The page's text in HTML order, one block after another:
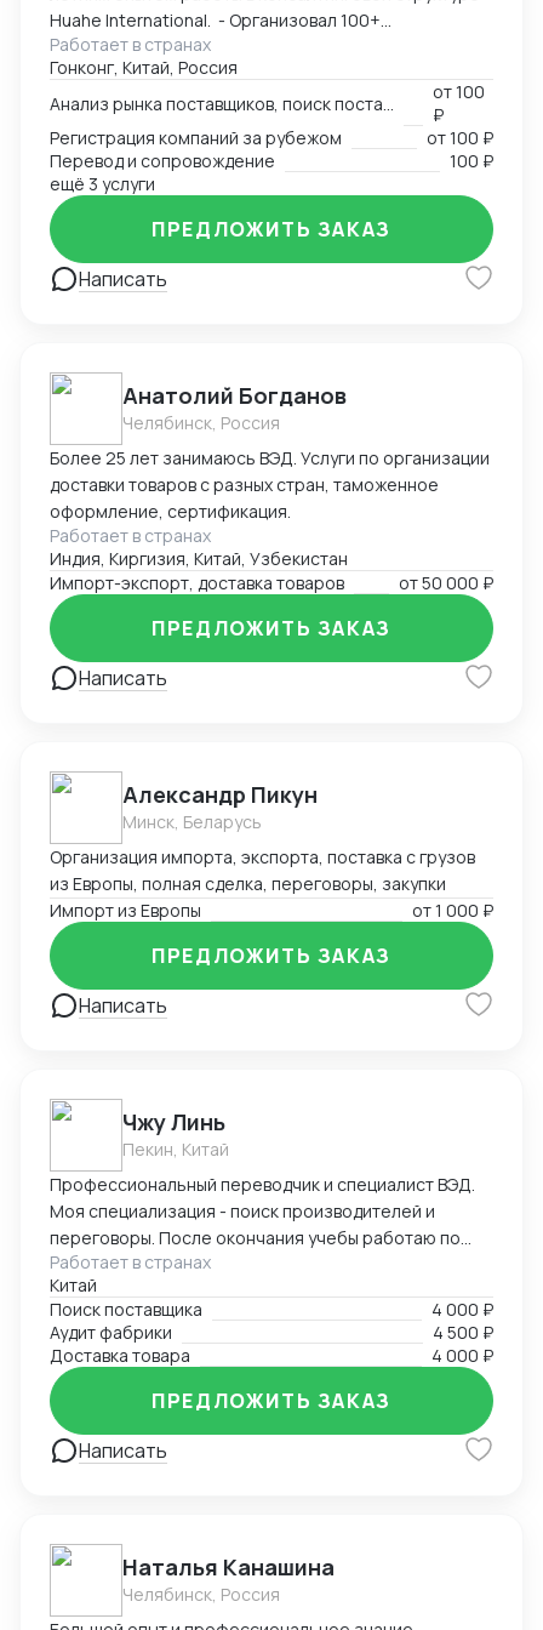
Huahe International. - Организовал 100+
узконаправленных выставок - Провел около 1000
деловых переговоров от поставщика молотков до
уровня Форбс на тему инфраструктурных инвестиций
на десятки млрд долларов Имею огромную
контактную базу: - поставщики всех направлений; -
торговые компании, работающие по параллельному
импорту; - профессиональные и производственные
ассоциации; - главы локальных отделений банков; -
частные фенчурные фонды; - сотрудники фонда
"Один пояс - один путь"; - переводчики в каждом
Работает в странах
Гонконг, Китай, Россия
от100
₽
Регистрация компаний за рубежом
от100 ₽
Перевод и сопровождение
100 ₽
ещё 3 услуги
Написать
ПРЕДЛОЖИТЬ ЗАКАЗ
Анатолий Богданов
Челябинск, Россия
Более 25 лет занимаюсь ВЭД. Услуги по организации
доставки товаров с разных стран, таможенное
оформление, сертификация.
Работает в странах
Индия, Киргизия, Китай, Узбекистан
Импорт-экспорт, доставка товаров
от50 000 ₽
Написать
ПРЕДЛОЖИТЬ ЗАКАЗ
Александр Пикун
Минск, Беларусь
Организация импорта, экспорта, поставка с грузов
из Европы, полная сделка, переговоры, закупки
Импорт из Европы
от1 000 ₽
Написать
ПРЕДЛОЖИТЬ ЗАКАЗ
Чжу Линь
Пекин, Китай
Профессиональный переводчик и специалист ВЭД.
Моя специализация - поиск производителей и
переговоры. После окончания учебы работаю по
специальности, имею большой опыт работы с
китайскими производителями, транспортными
компаниями, таможней. Была представителем
нескольких российских компаний в Китае, также
имею опыт работы на китайском производственном
предприятии. Оказываю услуги представителя в
Китае: поиск производителей, контроль качества,
доставка. С моей помощью вы гарантировано
Работает в странах
Китай
Поиск поставщика
4 000 ₽
Аудит фабрики
4 500 ₽
Доставка товара
4 000 ₽
Написать
ПРЕДЛОЖИТЬ ЗАКАЗ
Наталья Канашина
Челябинск, Россия